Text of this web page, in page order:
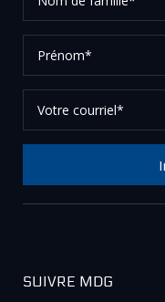
de
famille*
courriel*
SUIVRE MDG